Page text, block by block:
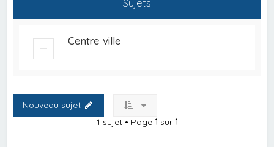
Centre ville
Nouveau sujet
1 sujet • Page 1 sur 1